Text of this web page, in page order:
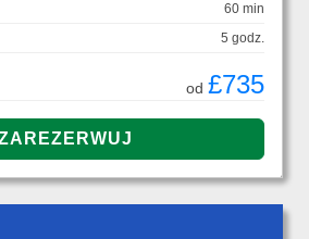
60 min
5 godz.
od £735